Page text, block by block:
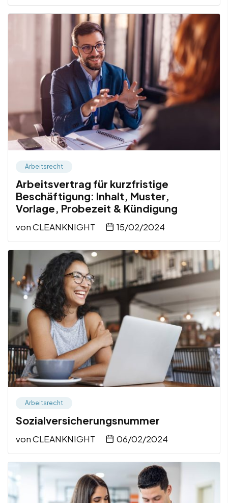
Arbeitsrecht
Arbeitsvertrag für kurzfristige
Beschäftigung: Inhalt, Muster,
Vorlage, Probezeit & Kündigung
vonCLEANKNIGHT 15/02/2024
Arbeitsrecht
Sozialversicherungsnummer
vonCLEANKNIGHT 06/02/2024